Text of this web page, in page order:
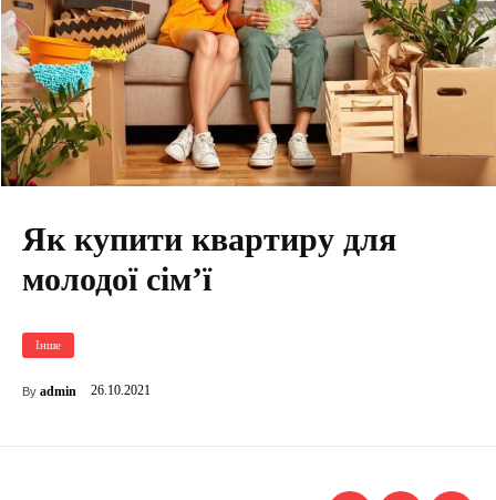
Як купити квартиру для
молодої сім’ї
Інше
By admin 26.10.2021